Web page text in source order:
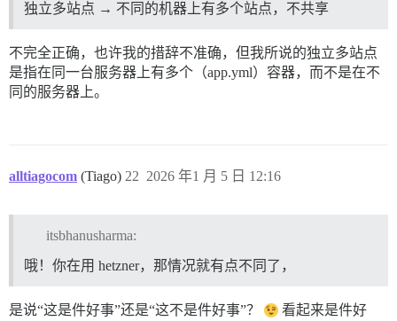
独立多站点 → 不同的机器上有多个站点，不共享
不完全正确，也许我的措辞不准确，但我所说的独立多站点
是指在同一台服务器上有多个（app.yml）容器，而不是在不
同的服务器上。
alltiagocom (Tiago) 2026 年1 月 5 日 12:16
22
itsbhanusharma:
哦！你在用 hetzner，那情况就有点不同了，
是说“这是件好事”还是“这不是件好事”？
看起来是件好